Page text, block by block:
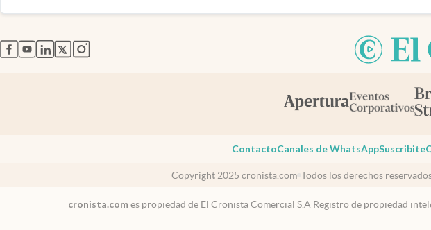
abre en nueva pestaña
abre en nueva pestaña
abre en nueva pestaña
abre en nueva pestaña
abre en nueva pestaña
ContactoCanales de WhatsAppSuscribite
Copyright 2025 cronista.com Todos los derechos
cronista.comes propiedad de El Cronista Comercial S.A Registro de propiedad